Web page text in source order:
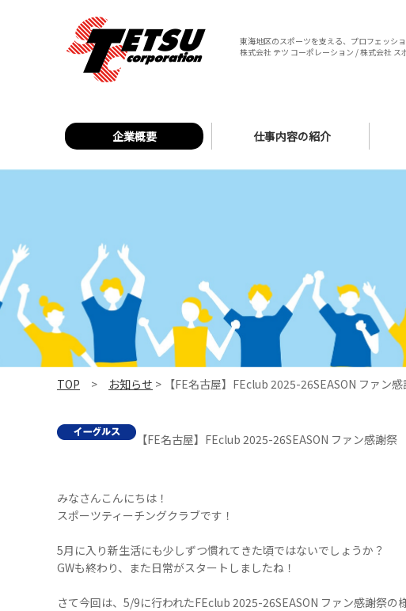
東海地区のスポーツを支える、プロフェッシ
株式会社 テツ コーポレーション / 株式会社 ス
企業概要 仕事内容の紹介
TOP > お知らせ > 【FE名古屋】FEclub 2025-26SEASON ファン
【FE名古屋】FEclub 2025-26SEASON ファン感謝祭
みなさんこんにちは！
スポーツティーチングクラブです！
5月に入り新生活にも少しずつ慣れてきた頃ではないでしょうか？
GWも終わり、また日常がスタートしましたね！
さて今回は、5/9に行われたFEclub 2025-26SEASON ファン感謝祭の